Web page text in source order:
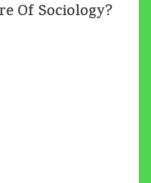
Of Sociology?